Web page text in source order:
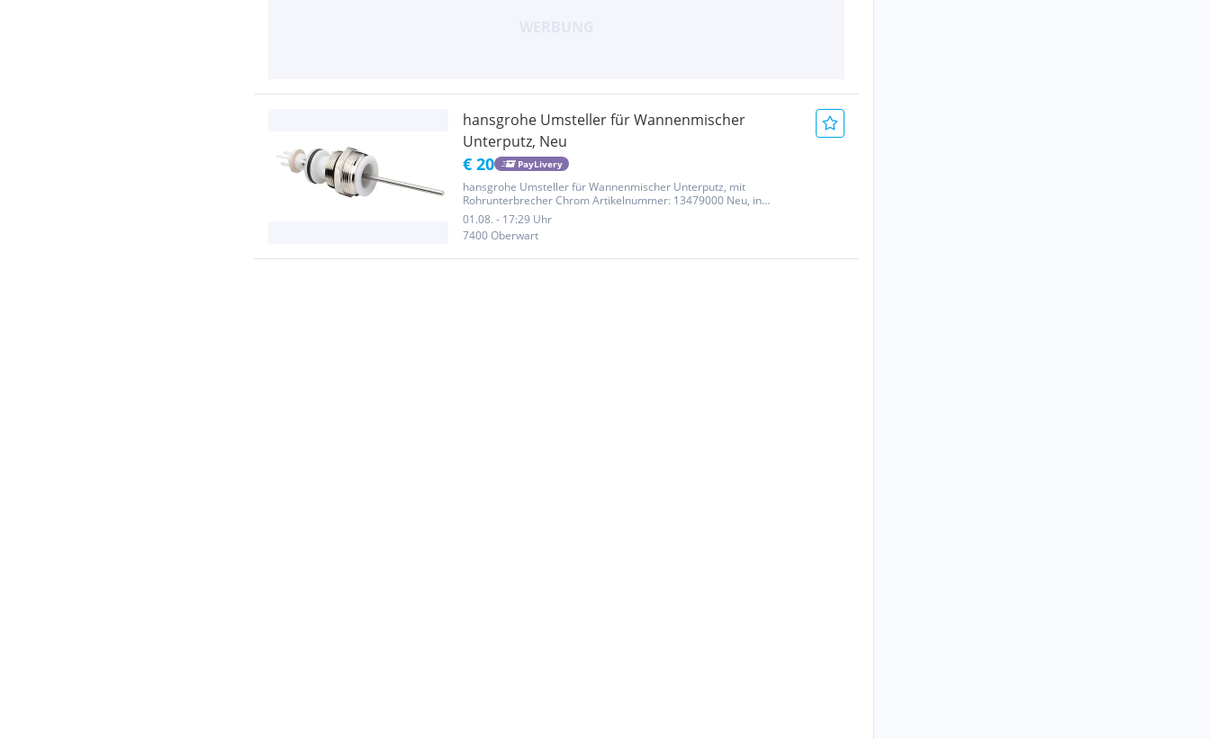
hansgrohe Umsteller für Wannenmischer
Unterputz, Neu
€ 20 PayLivery
hansgrohe Umsteller für Wannenmischer Unterputz, mit
Rohrunterbrecher Chrom Artikelnummer: 13479000 Neu, in
Originalverpackung. Abholung im Raum Oberwart möglich.
Privatverkauf, keine Rückgabe und keine Gewährleistung.
01.08. - 17:29 Uhr
7400 Oberwart